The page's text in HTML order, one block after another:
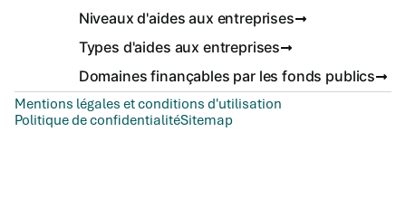
Niveaux d'aides aux entreprises
Types d'aides aux entreprises
Domaines finançables par les fonds publics
Mentions légales et conditions d'utilisation
Politique de confidentialitéSitemap